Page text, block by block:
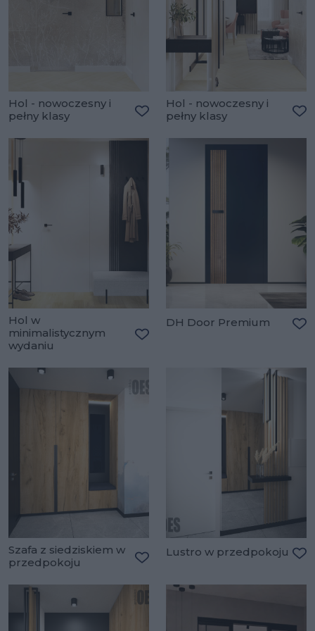
Hol - nowoczesny i
pełny klasy
Dodaj do ulubionych
Hol - nowoczesny i
pełny klasy
Hol w
minimalistycznym
wydaniu
DH Door Premium
Szafa z siedziskiem w
przedpokoju
Lustro w przedpokoju